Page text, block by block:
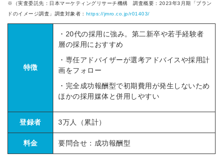
※（実査委託先：日本マーケティングリサーチ機構 調査概要：2023年3月期「ブラン
ドのイメージ調査」調査対象者： https://jmro.co.jp/r01403/
特徴
・20代の採用に強み。第二新卒や若手経験者
層の採用におすすめ
・専任アドバイザーが選考アドバイスや採用計
画をフォロー
・完全成功報酬型で初期費用が発生しないため
ほかの採用媒体と併用しやすい
登録者 3万人（累計）
料金 要問合せ：成功報酬型